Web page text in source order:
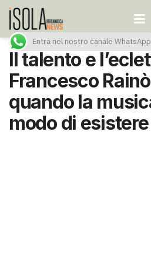
Il talento e
Francesco
quando la
modo di esistere
Entra nel nostro canale WhatsApp